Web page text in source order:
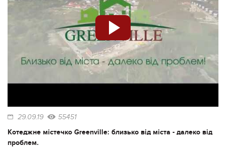
29.09.19 55451
Котеджне містечко Greenville: близько від міста - далеко від
проблем.